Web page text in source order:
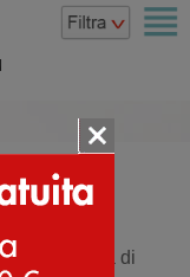
42 fodera di